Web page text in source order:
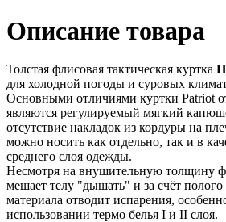
Описание товара
Толстая флисовая тактическая куртка
для холодной погоды и суровых
Основными отличиями куртки Patriot
являются регулируемый мягкий
отсутствие накладок из кордуры на
можно носить как отдельно, так и в
среднего слоя одежды.
Несмотря на внушительную толщину
мешает телу "дышать" и за счёт полого
материала отводит испарения,
использовании термо белья I и II слоя.